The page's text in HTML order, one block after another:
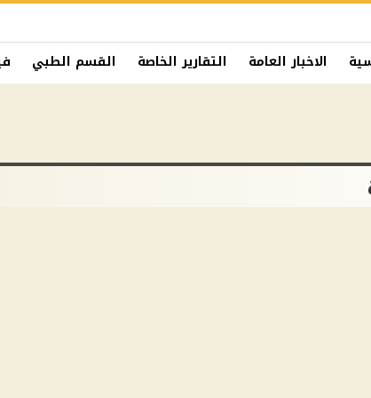
الاخبار العامة التقارير الخاصة القسم الطبي